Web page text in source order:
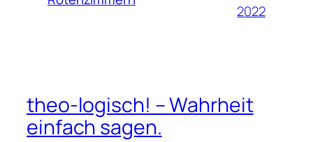
2022
theo-logisch! – Wahrheit
einfach sagen.